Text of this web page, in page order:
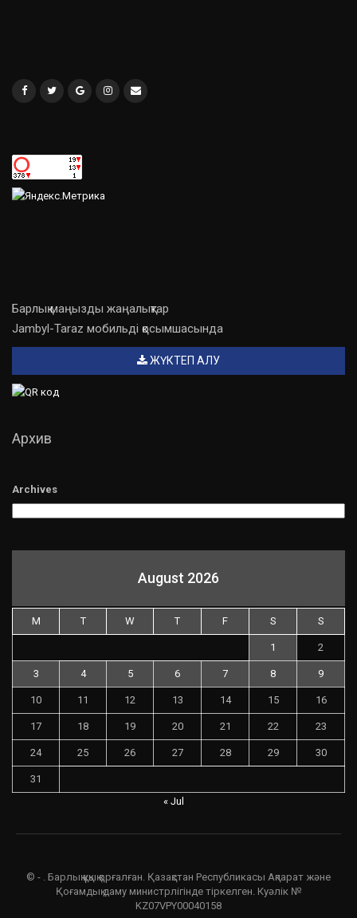
Барлық маңызды жаңалықтар
Jambyl-Taraz мобильді қосымшасында
ЖҮКТЕП АЛУ
Архив
Archives
August 2026
M T W T F S S
1 2
3 4 5 6 7 8 9
10 11 12 13 14 15 16
17 18 19 20 21 22 23
24 25 26 27 28 29 30
31
« Jul
© - . Барлық құқық қорғалған. Қазақстан Республикасы Ақпарат және
Қоғамдық даму министрлігінде тіркелген. Куәлік №
KZ07VPY00040158